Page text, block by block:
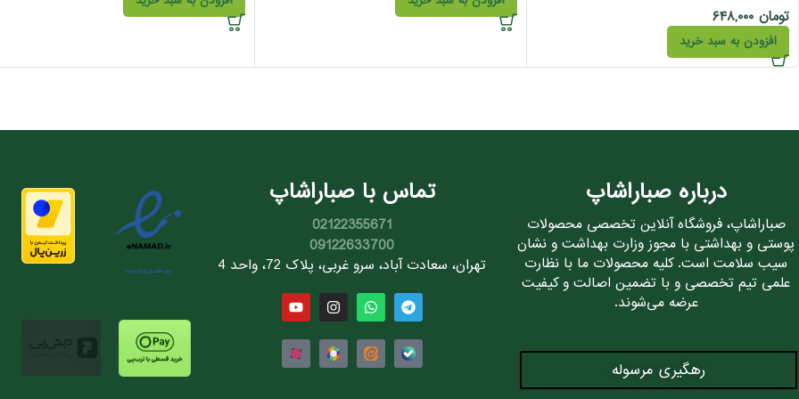
تومان
افزودن به سبد خرید
درباره صباراشاپ
صباراشاپ، فروشگاه آنلاین تخصصی محصولات
پوستی و بهداشتی با مجوز وزارت بهداشت و نشان
سیب سلامت است. کلیه محصولات ما با نظارت
علمی تیم تخصصی و با تضمین اصالت و کیفیت
عرضه می‌شوند.
رهگیری مرسوله
تماس با صباراشاپ
02122355671
09122633700
تهران، سعادت آباد، سرو غربی، پلاک 72، واحد 4